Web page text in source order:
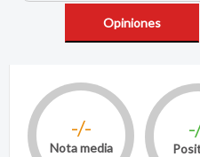
Opiniones
-/-
Nota media